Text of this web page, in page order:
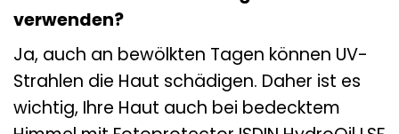
verwenden?
Ja, auch an bewölkten Tagen können UV-
Strahlen die Haut schädigen. Daher ist es
wichtig, Ihre Haut auch bei bedecktem